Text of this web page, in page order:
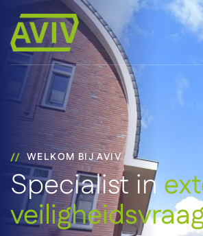
WELKOM BIJ AVIV
Specialist in